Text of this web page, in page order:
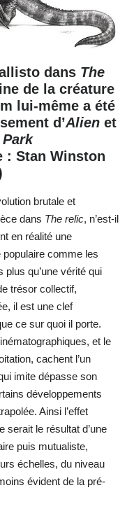
dans The
de la créature
lui-même a été
d’Alien et
: Stan Winston
brutale et
dans The relic, n’est-il
en réalité une
comme les
plus qu’une vérité qui
trésor collectif,
il est une clef
ce sur quoi il porte.
et le
cachent l’un
imite dépasse son
développements
Ainsi l’effet
serait le résultat d’une
puis mutualiste,
échelles, du niveau
évident de la pré-